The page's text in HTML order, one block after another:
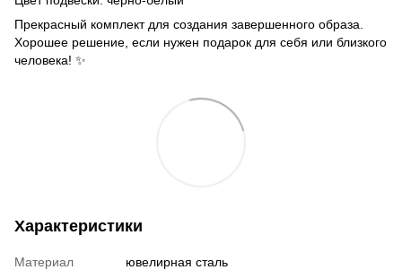
Прекрасный комплект для создания завершенного образа.
Хорошее решение, если нужен подарок для себя или близкого
человека! ✨
Характеристики
Материал
ювелирная сталь